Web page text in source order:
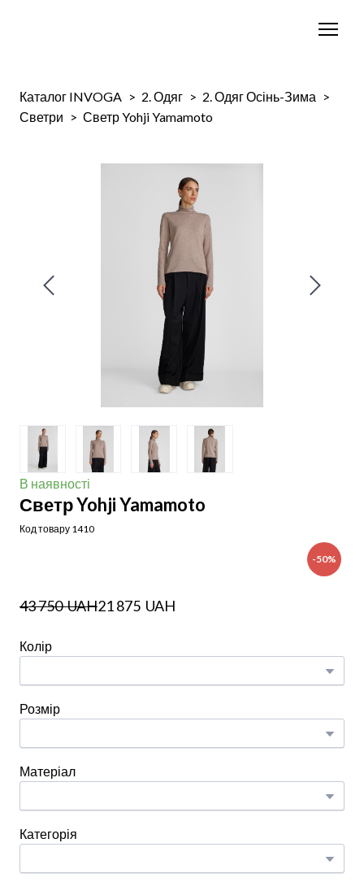
Каталог INVOGA 2. Одяг
2. Одяг Осінь-Зима
Светри
Светр Yohji Yamamoto
В наявності
Светр Yohji Yamamoto
Код товару 1410
-50%
43 750  UAH21 875  UAH
Колір
Розмір
Матеріал
Категорія